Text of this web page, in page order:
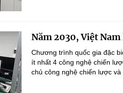
Năm 2030, Việt
Chương trình quốc gia đặc
ít nhất 4 công nghệ chiến
chủ công nghệ chiến lược